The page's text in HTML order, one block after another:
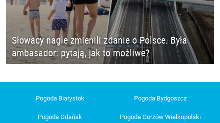
Słowacy nagle zmienili zdanie o Polsce. Była
ambasador: pytają, jak to możliwe?
Pogoda Białystok Pogoda Bydgoszcz
Pogoda Gdańsk
Pogoda Gorzów Wielkopolski